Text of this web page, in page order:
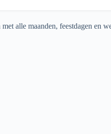
alle maanden, feestdagen en